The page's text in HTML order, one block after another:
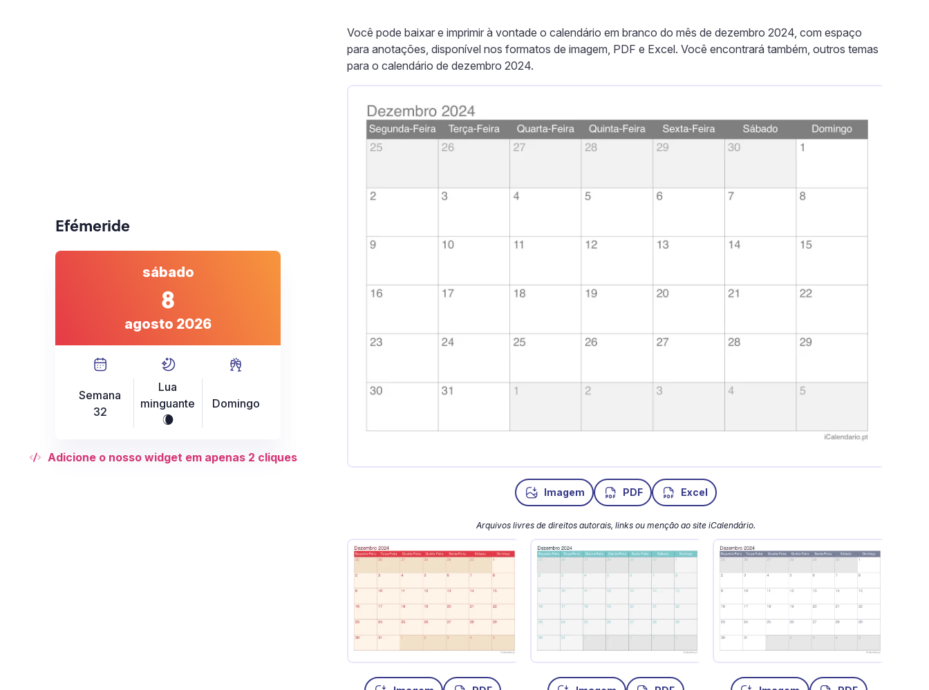
Você pode baixar e imprimir à vontade o calendário em branco do mês de dezembro 2024, com espaço
para anotações, disponível nos formatos de imagem, PDF e Excel. Você encontrará também, outros temas
para o calendário de dezembro 2024.
Imagem PDF Excel
Arquivos livres de direitos autorais, links ou menção ao site iCalendário.
Efémeride
sábado
8
agosto 2026
Semana
32
Lua
minguante
W
Domingo
Adicione o nosso widget em apenas 2 cliques